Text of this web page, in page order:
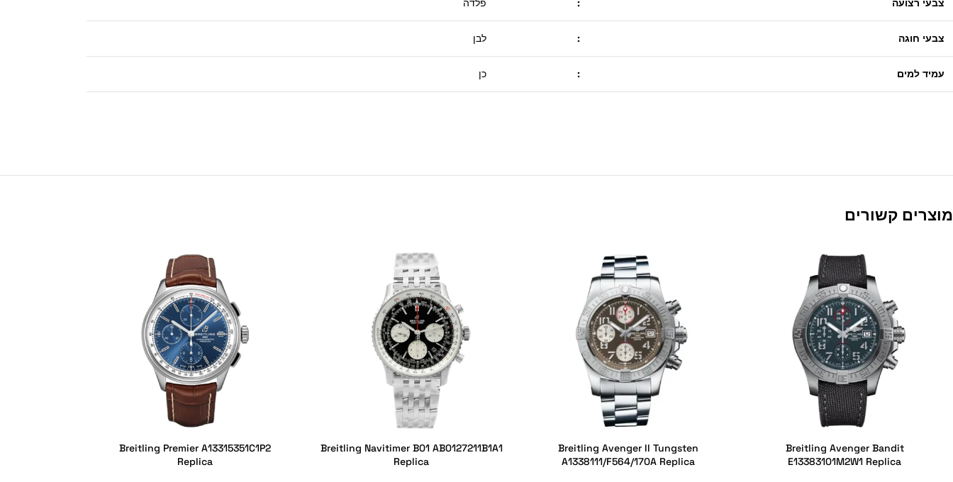
צבעי רצועה : פלדה
צבעי חוגה : לבן
עמיד למים : כן
מוצרים קשורים
Breitling Avenger Bandit
E13383101M2W1 Replica
Breitling Avenger II Tungsten
A1338111/F564/170A Replica
Breitling Navitimer B01 AB0127211B1A1
Replica
Breitling Premier A13315351C1P2
Replica